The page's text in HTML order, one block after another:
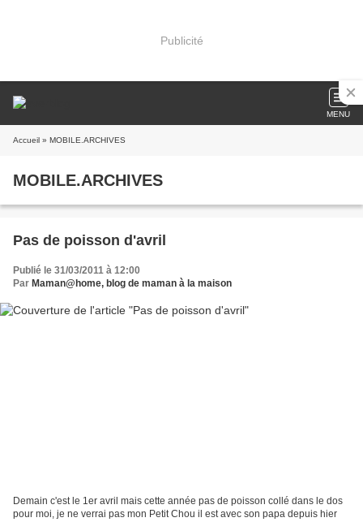
Publicité
MENU
Accueil » MOBILE.ARCHIVES
MOBILE.ARCHIVES
Pas de poisson d'avril
Publié le 31/03/2011 à 12:00
Par Maman@home, blog de maman à la maison
Demain c'est le 1er avril mais cette année pas de poisson collé dans le dos
pour moi, je ne verrai pas mon Petit Chou il est avec son papa depuis hier